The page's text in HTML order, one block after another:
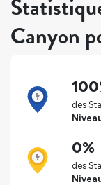
Canyon
des
0%
des